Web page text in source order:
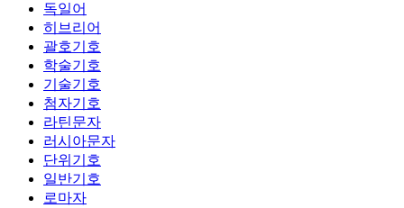
독일어
히브리어
괄호기호
학술기호
기술기호
첨자기호
라틴문자
러시아문자
단위기호
일반기호
로마자